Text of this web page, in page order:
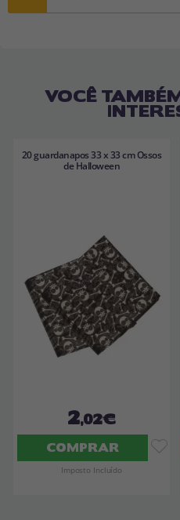
VOCÊ
20 guardanapos 33 x 33 cm Ossos
de Halloween
2,02€
COMPRAR
Imposto Incluído